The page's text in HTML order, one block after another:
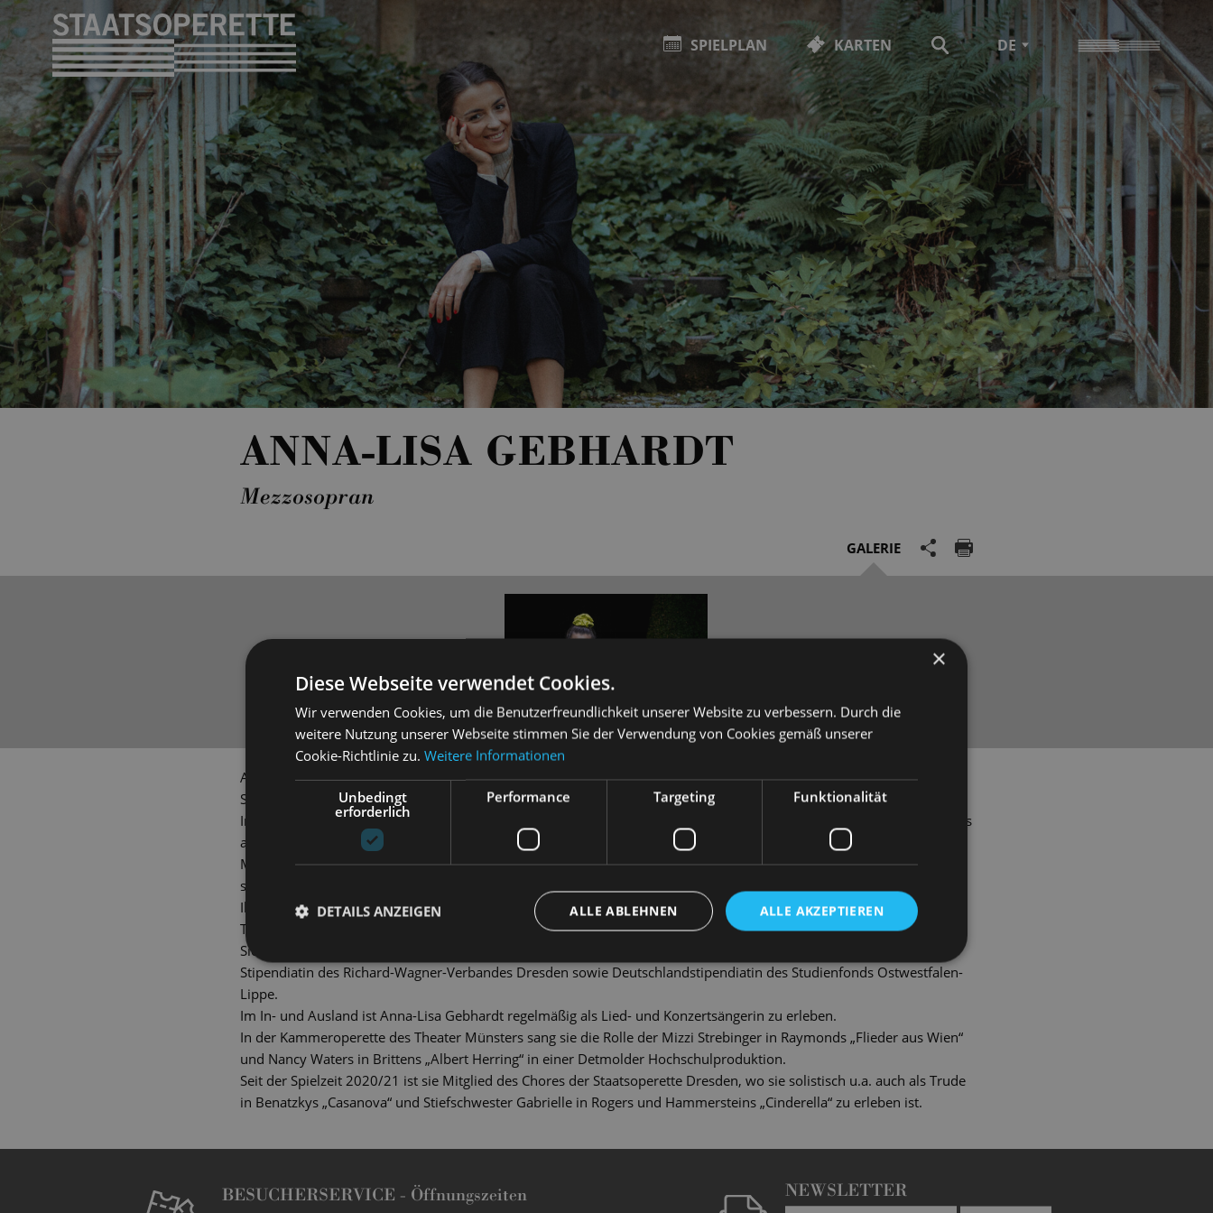
SPIELPLAN KARTEN DE
ANNA-LISA GEBHARDT
Mezzosopran
GALERIE
Anna-Lisa Gebhardt entschied sich zunächst für längere Auslandsaufenthalte in Südafrika und Nepal, sowie ein
Studium in Musik- und bewegungsorientierter Sozialer Arbeit, welches sie erfolgreich abschloss.
Im Anschluss begann sie ihr Gesangsstudium an der Musikhochschule Münster bei Prof. Ines Krome und setzte dieses
an der Hochschule für Musik Detmold bei Eeva Tenkanen fort. Sie absolvierte ihren Master an der Hochschule für
Musik Carl Maria von Weber in Dresden bei Prof. Yamina Maamar, sowie in der Liedklasse von Prof. KS Olaf Bär und
schließt an dieses nun ihr Meisterklassenstudium an.
Ihre Ausbildung ergänzt sie u.a. durch Meisterkurse bei Prof. KS Christiane Iven, Bo Skovhus, Marcel Boone, Paul
Triepels, Will Humburg und Daniel Heide.
Sie ist Preisträgerin des Alumni-GFF-Interpretationswettbewerbs, der Internationalen Sängerakademie Torgau,
Stipendiatin des Richard-Wagner-Verbandes Dresden sowie Deutschlandstipendiatin des Studienfonds Ostwestfalen-
Lippe.
Im In- und Ausland ist Anna-Lisa Gebhardt regelmäßig als Lied- und Konzertsängerin zu erleben.
In der Kammeroperette des Theater Münsters sang sie die Rolle der Mizzi Strebinger in Raymonds „Flieder aus Wien“
und Nancy Waters in Brittens „Albert Herring“ in einer Detmolder Hochschulproduktion.
Seit der Spielzeit 2020/21 ist sie Mitglied des Chores der Staatsoperette Dresden, wo sie solistisch u.a. auch als Trude
in Benatzkys „Casanova“ und Stiefschwester Gabrielle in Rogers und Hammersteins „Cinderella“ zu erleben ist.
BESUCHERSERVICE - Öffnungszeiten
NEWSLETTER
×
Diese Webseite verwendet Cookies.
Wir verwenden Cookies, um die Benutzerfreundlichkeit unserer Website zu verbessern. Durch die
weitere Nutzung unserer Webseite stimmen Sie der Verwendung von Cookies gemäß unserer
Cookie-Richtlinie zu. Weitere Informationen
Unbedingt
erforderlich
Performance Targeting Funktionalität
ALLE AKZEPTIEREN
ALLE ABLEHNEN
DETAILS ANZEIGEN